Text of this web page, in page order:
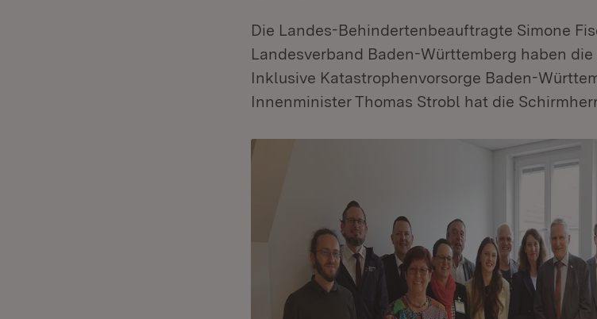
Die Landes-Behindertenbeauftragte Simone
Landesverband Baden-Württemberg haben
Inklusive Katastrophenvorsorge Baden-
Innenminister Thomas Strobl hat die